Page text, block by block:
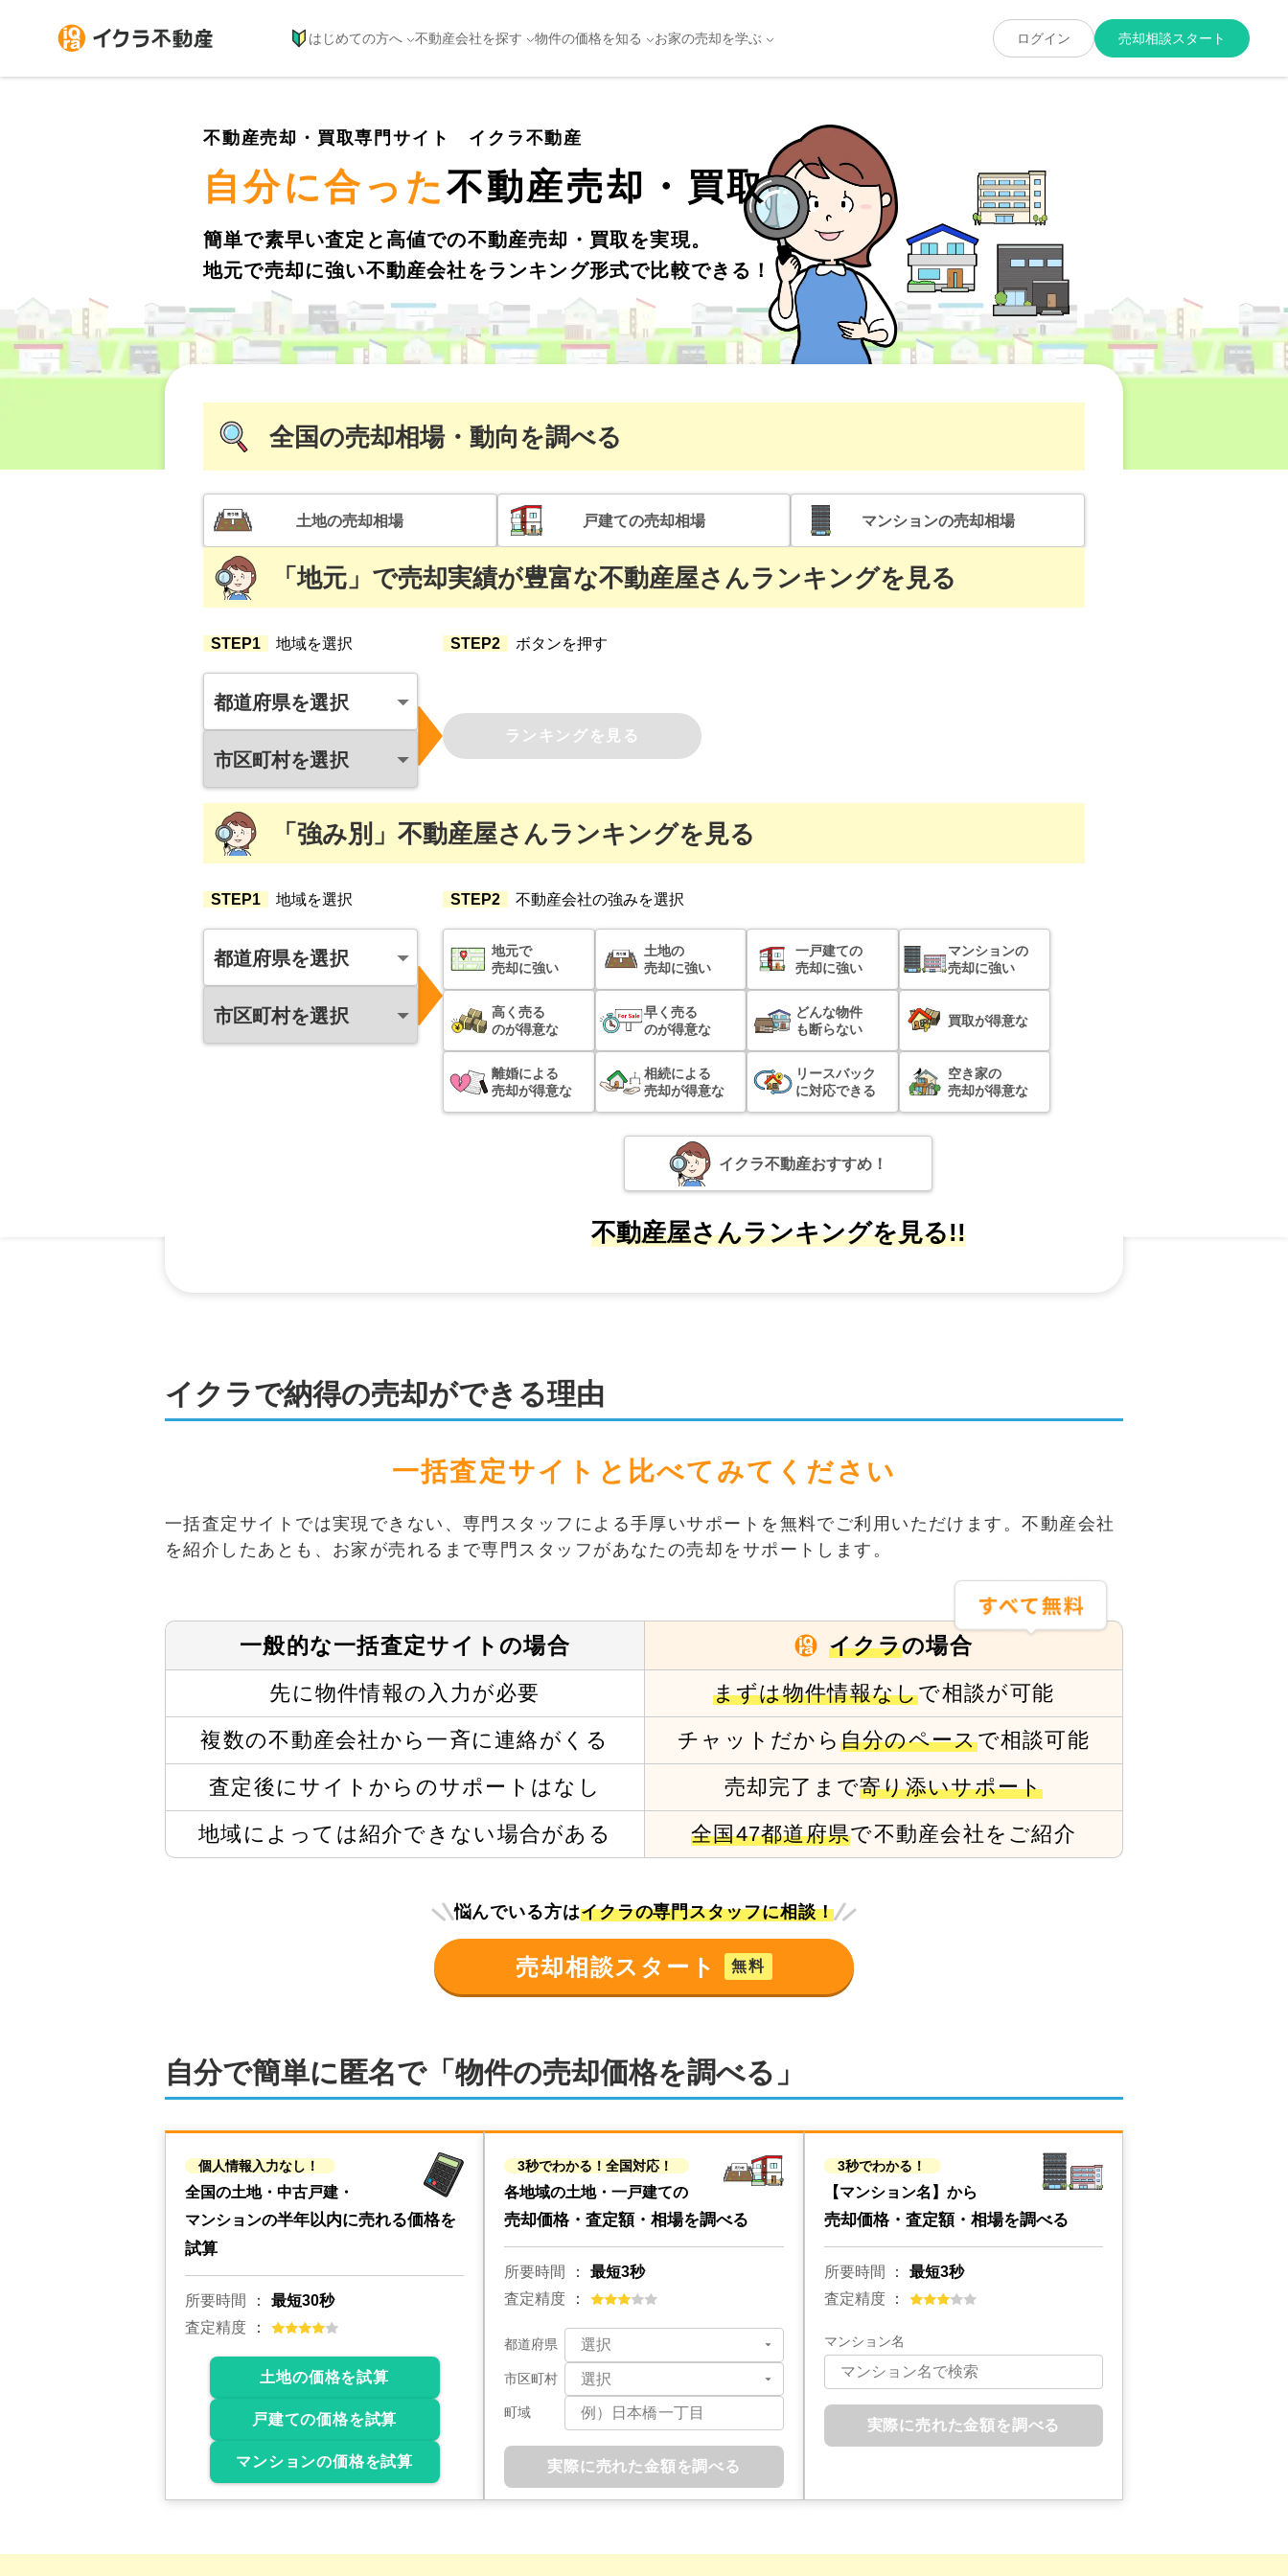
はじめての方へ 不動産会社を探す 物件の価格を知る お家の売却を学ぶ ログイン 売却相談スタート
不動産売却・買取専門サイト イクラ不動産
自分に合った不動産売却・買取
簡単で素早い査定と高値での不動産売却・買取を実現。
地元で売却に強い不動産会社をランキング形式で比較できる！
全国の売却相場・動向を調べる
土地の売却相場 戸建ての売却相場 マンションの売却相場
「地元」 で売却実績が豊富な不動産屋さんランキングを見る
STEP1 地域を選択
都道府県を選択
市区町村を選択
STEP2 ボタンを押す
ランキングを見る
「強み別」 不動産屋さんランキングを見る
STEP1 地域を選択
都道府県を選択
市区町村を選択
STEP2 不動産会社の強みを選択
地元で
売却に強い
土地の
売却に強い
一戸建ての
売却に強い
マンションの
売却に強い
高く売る
のが得意な
早く売る
のが得意な
どんな物件
も断らない
買取が得意な
離婚による
売却が得意な
相続による
売却が得意な
リースバック
に対応できる
空き家の
売却が得意な
イクラ不動産おすすめ！
不動産屋さんランキングを見る!!
イクラで納得の売却ができる理由
一括査定サイトと 比べてみてください
一括査定サイトでは実現できない、専門スタッフによる手厚いサポートを無料でご利用いただけます。不動産会社
を紹介したあとも、お家が売れるまで専門スタッフがあなたの売却をサポートします。
一般的な一括査定サイトの場合 イクラの場合
先に物件情報の 入力が必要 まずは物件情報なしで相談が可能
複数の不動産会社から 一斉に連絡がくる チャットだから 自分のペースで相談可能
査定後にサイトからのサポートはなし 売却完了まで寄り添いサポート
地域によっては紹介できない場合がある 全国47都道府県で不動産会社をご紹介
悩んでいる方はイクラの専門スタッフに相談！
売却相談スタート 無料
自分で簡単に匿名で「物件の売却価格を調べる」
個人情報入力なし！
全国の土地・中古戸建・
マンションの半年以内に売れる価格を
試算
所要時間
最短30秒
査定精度
土地の価格を試算
戸建ての価格を試算
マンションの価格を試算
3秒でわかる！全国対応！
各地域の土地・一戸建ての
売却価格・査定額・相場を調べる
所要時間
最短3秒
査定精度
都道府県
市区町村
町域
実際に売れた金額を調べる
3秒でわかる！
【マンション名】から
売却価格・査定額・相場を調べる
所要時間
最短3秒
査定精度
マンション名
実際に売れた金額を調べる